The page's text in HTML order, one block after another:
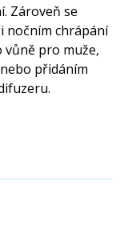
Zároveň se
nočním chrápání
vůně pro muže,
přidáním